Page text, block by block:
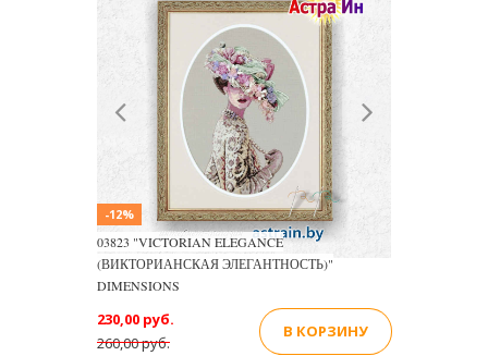
Previous
-12%
03823 "VICTORIAN ELEGANCE
(ВИКТОРИАНСКАЯ ЭЛЕГАНТНОСТЬ)"
DIMENSIONS
260,00 руб.
230,00 руб.
В КОРЗИНУ